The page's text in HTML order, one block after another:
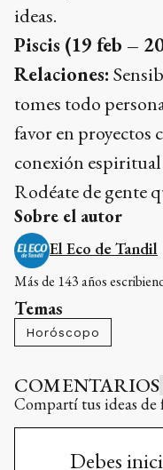
ideas.
Piscis (19 feb –
Relaciones:
tomes todo
favor en proyectos
conexión
Rodéate de gente
Sobre el autor
El Eco de Tandil
Más de 143 años
Temas
Horóscopo
COMENTARIOS
Compartí tus ideas de
Debes